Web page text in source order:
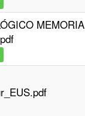
MEMORIA